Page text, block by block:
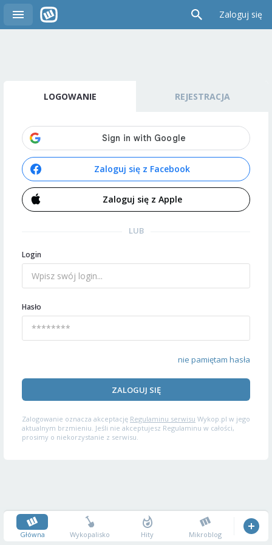
Zaloguj się
LOGOWANIE REJESTRACJA
Zaloguj się z Facebook
Zaloguj się z Apple
LUB
Login
Hasło
nie pamiętam hasła
ZALOGUJ SIĘ
Zalogowanie oznacza akceptację Regulaminu serwisu Wykop.pl w jego
aktualnym brzmieniu. Jeśli nie akceptujesz Regulaminu w całości,
prosimy o niekorzystanie z serwisu.
Główna Wykopalisko Hity Mikroblog